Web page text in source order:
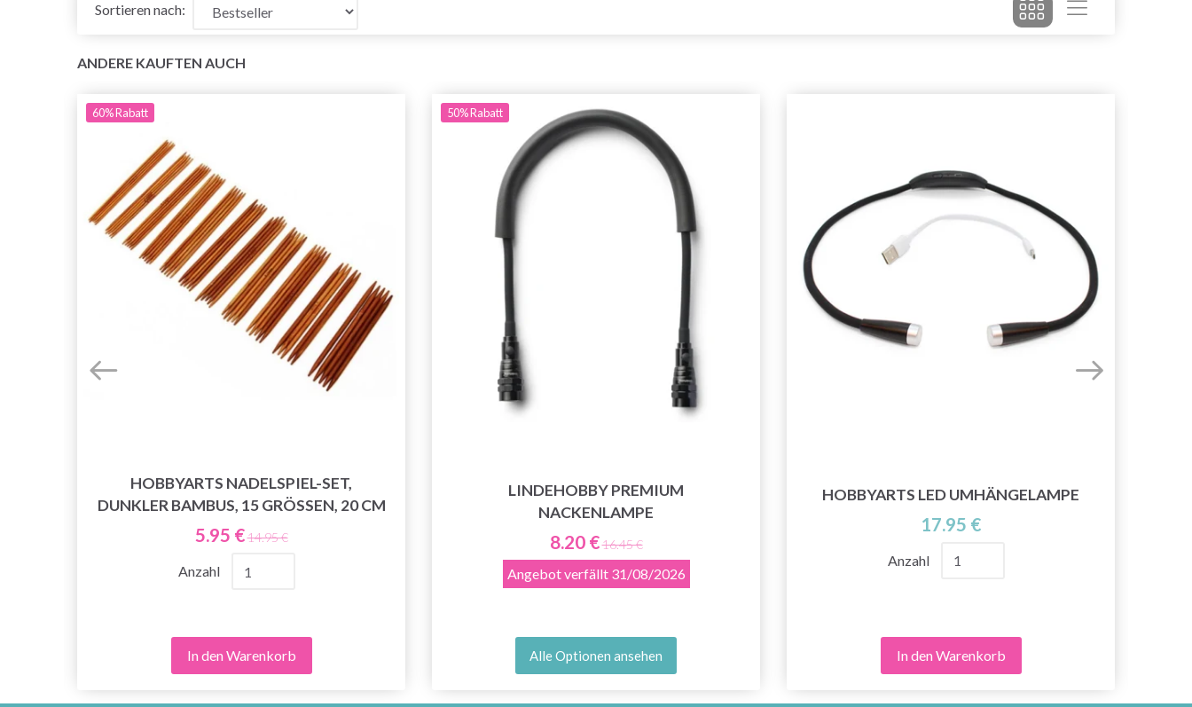
Sortieren nach:
ANDERE KAUFTEN AUCH
60%Rabatt
HOBBYARTS NADELSPIEL-SET,
DUNKLER BAMBUS, 15 GRÖSSEN, 20 CM
5.95 €14.95 €
Anzahl
In den Warenkorb
50%Rabatt
LINDEHOBBY PREMIUM
NACKENLAMPE
8.20 €16.45 €
Angebot verfällt 31/08/2026
Alle Optionen ansehen
HOBBYARTS LED UMHÄNGELAMPE
17.95 €
Anzahl
In den Warenkorb